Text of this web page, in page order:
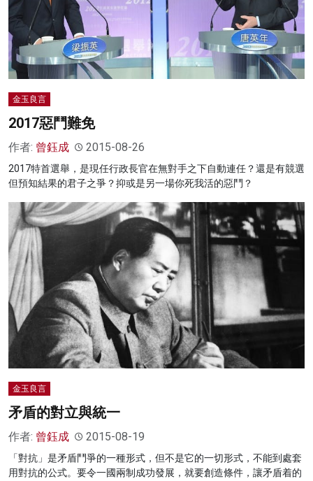
金玉良言
2017惡鬥難免
作者: 曾鈺成 2015-08-26
2017特首選舉，是現任行政長官在無對手之下自動連任？還是有競選
但預知結果的君子之爭？抑或是另一場你死我活的惡鬥？
金玉良言
矛盾的對立與統一
作者: 曾鈺成 2015-08-19
「對抗」是矛盾鬥爭的一種形式，但不是它的一切形式，不能到處套
用對抗的公式。要令一國兩制成功發展，就要創造條件，讓矛盾着的